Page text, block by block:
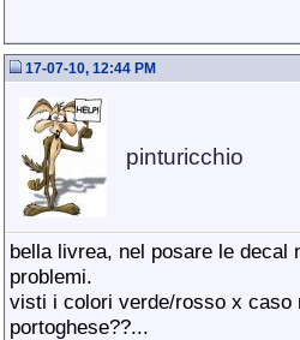
17-07-10, 12:44 PM
pinturicchio
bella livrea, nel posare le decal
problemi.
visti i colori verde/rosso x caso
portoghese??...